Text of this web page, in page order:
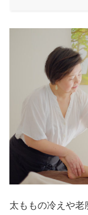
太ももの冷えや